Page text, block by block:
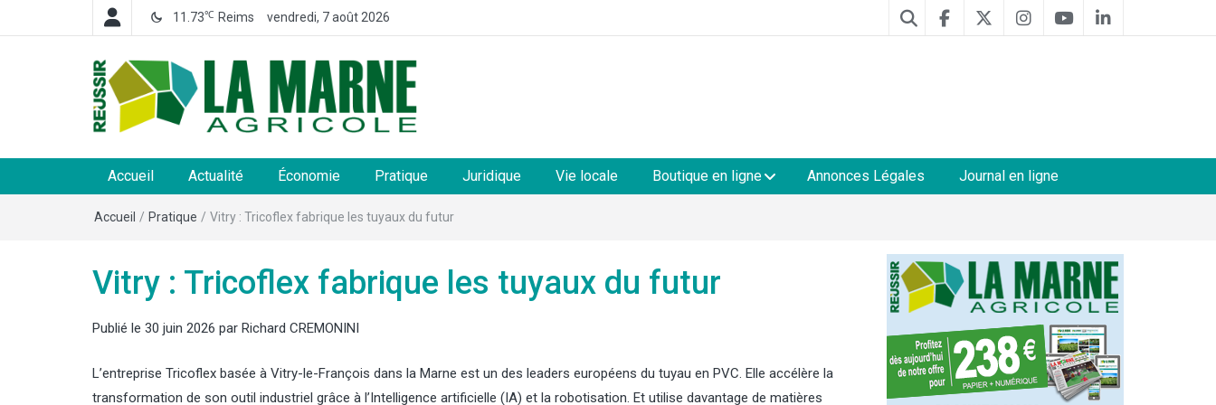
11.73℃ Reims vendredi, 7 août 2026
La Marne Agricole
et rurales
Accueil Actualité Économie Pratique Juridique Vie locale Boutique en ligne Annonces Légales Journal en ligne
Accueil / Pratique / Vitry : Tricoflex fabrique les tuyaux du futur
Vitry : Tricoflex fabrique les tuyaux du futur
Publié le 30 juin 2026 par Richard CREMONINI
L’entreprise Tricoflex basée à Vitry-le-François dans la Marne est un des leaders européens du tuyau en PVC. Elle accélère la
transformation de son outil industriel grâce à l’Intelligence artificielle (IA) et la robotisation. Et utilise davantage de matières